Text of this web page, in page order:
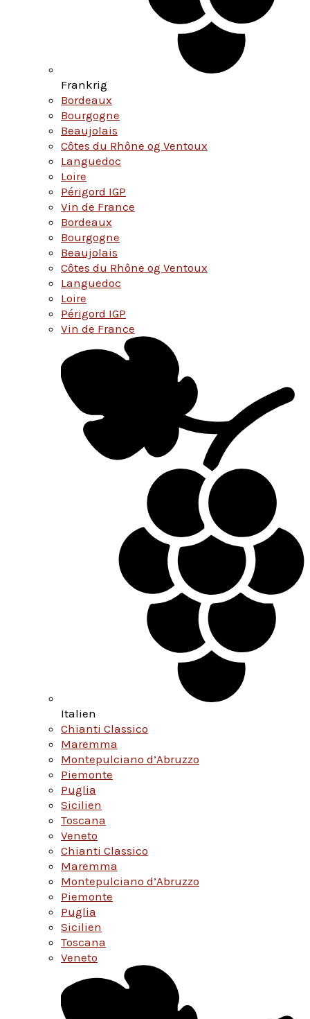
Frankrig
Bordeaux
Bourgogne
Beaujolais
Côtes du Rhône og Ventoux
Languedoc
Loire
Périgord IGP
Vin de France
Bordeaux
Bourgogne
Beaujolais
Côtes du Rhône og Ventoux
Languedoc
Loire
Périgord IGP
Vin de France
Italien
Chianti Classico
Maremma
Montepulciano d’Abruzzo
Piemonte
Puglia
Sicilien
Toscana
Veneto
Chianti Classico
Maremma
Montepulciano d’Abruzzo
Piemonte
Puglia
Sicilien
Toscana
Veneto